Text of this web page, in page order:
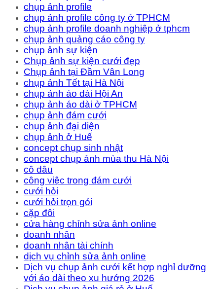
chụp ảnh profile
chụp ảnh profile công ty ở TPHCM
chụp ảnh profile doanh nghiệp ở tphcm
chụp ảnh quảng cáo công ty
chụp ảnh sự kiện
Chụp ảnh sự kiện cưới đẹp
Chụp ảnh tại Đầm Vân Long
chụp ảnh Tết tại Hà Nội
chụp ảnh áo dài Hội An
chụp ảnh áo dài ở TPHCM
chụp ảnh đám cưới
chụp ảnh đại diện
chụp ảnh ở Huế
concept chụp sinh nhật
concept chụp ảnh mùa thu Hà Nội
cô dâu
công việc trong đám cưới
cưới hỏi
cưới hỏi trọn gói
cặp đôi
cửa hàng chỉnh sửa ảnh online
doanh nhân
doanh nhân tài chính
dịch vụ chỉnh sửa ảnh online
Dịch vụ chụp ảnh cưới kết hợp nghỉ dưỡng
với áo dài theo xu hướng 2026